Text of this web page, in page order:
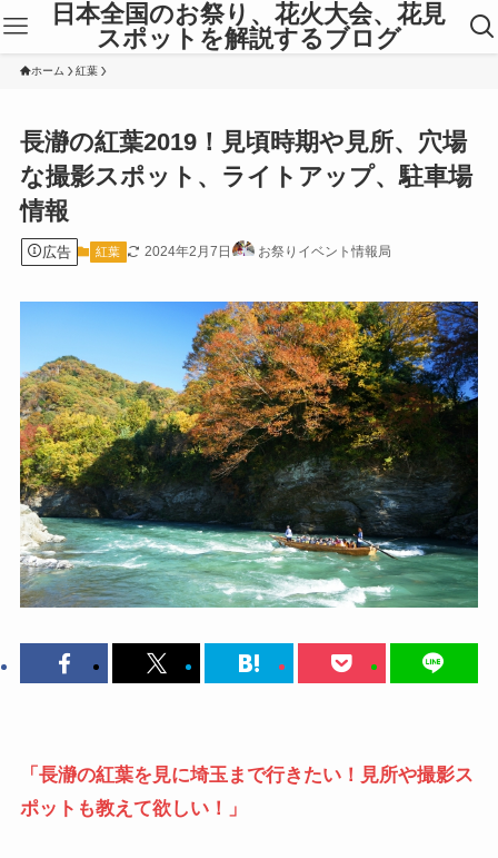
日本全国のお祭り、花火大会、花見
スポットを解説するブログ
ホーム 紅葉
長瀞の紅葉2019！見頃時期や見所、穴場
な撮影スポット、ライトアップ、駐車場
情報
広告 紅葉 2024年2月7日 お祭りイベント情報局
「長瀞の紅葉を見に埼玉まで行きたい！見所や撮影ス
ポットも教えて欲しい！」